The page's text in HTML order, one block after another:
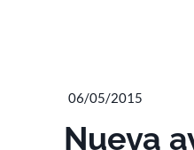
06/05/2015
Nueva